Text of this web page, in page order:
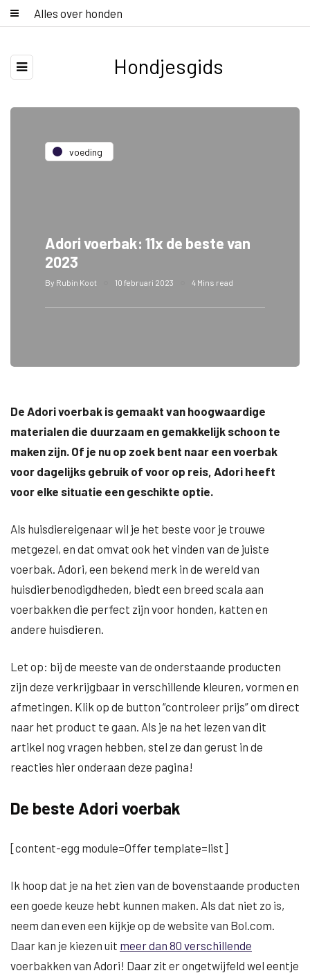
Alles over honden
Hondjesgids
voeding
Adori voerbak: 11x de beste van
2023
By Rubin Koot 10 februari 2023 4 Mins read
De Adori voerbak is gemaakt van hoogwaardige
materialen die duurzaam en gemakkelijk schoon te
maken zijn. Of je nu op zoek bent naar een voerbak
voor dagelijks gebruik of voor op reis, Adori heeft
voor elke situatie een geschikte optie.
Als huisdiereigenaar wil je het beste voor je trouwe
metgezel, en dat omvat ook het vinden van de juiste
voerbak. Adori, een bekend merk in de wereld van
huisdierbenodigdheden, biedt een breed scala aan
voerbakken die perfect zijn voor honden, katten en
andere huisdieren.
Let op: bij de meeste van de onderstaande producten
zijn deze verkrijgbaar in verschillende kleuren, vormen en
afmetingen. Klik op de button “controleer prijs” om direct
naar het product te gaan. Als je na het lezen van dit
artikel nog vragen hebben, stel ze dan gerust in de
reacties hier onderaan deze pagina!
De beste Adori voerbak
[content-egg module=Offer template=list]
Ik hoop dat je na het zien van de bovenstaande producten
een goede keuze hebt kunnen maken. Als dat niet zo is,
neem dan even een kijkje op de website van Bol.com.
Daar kan je kiezen uit meer dan 80 verschillende
voerbakken van Adori! Daar zit er ongetwijfeld wel eentje